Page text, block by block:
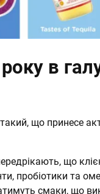
в
що принесе
що
пробіотики та
смаки, що